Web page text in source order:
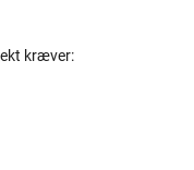
kræver: